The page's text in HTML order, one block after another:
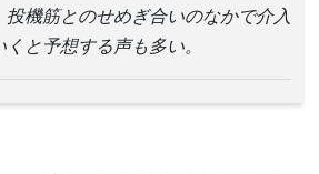
投機筋とのせめぎ合いのなかで介入
と予想する声も多い。